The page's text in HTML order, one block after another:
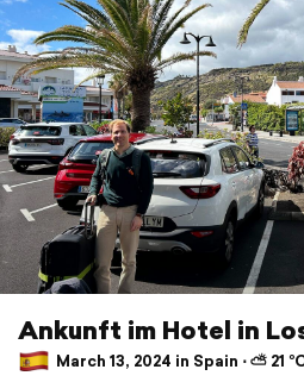
Ankunft im Hotel in
March 13, 2024 in Spain ⋅ ⛅ 21